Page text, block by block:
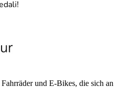
und E-Bikes, die sich an